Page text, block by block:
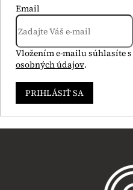
Email
Vložením e-mailu súhlasíte s
osobných údajov.
PRIHLÁSIŤ SA